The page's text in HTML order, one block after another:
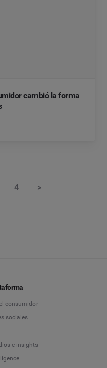
cambió la forma
4 >
consumidor
sociales
e insights